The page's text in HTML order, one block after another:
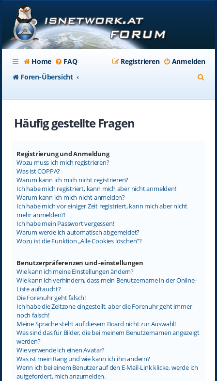
Home FAQ Anmelden
Registrieren
Foren-Übersicht
Häufig gestellte Fragen
Registrierung und Anmeldung
Wozu muss ich mich registrieren?
Was ist COPPA?
Warum kann ich mich nicht registrieren?
Ich habe mich registriert, kann mich aber nicht anmelden!
Warum kann ich mich nicht anmelden?
Ich habe mich vor einiger Zeit registriert, kann mich aber nicht
mehr anmelden?!
Ich habe mein Passwort vergessen!
Warum werde ich automatisch abgemeldet?
Wozu ist die Funktion „Alle Cookies löschen“?
Benutzerpräferenzen und -einstellungen
Wie kann ich meine Einstellungen ändern?
Wie kann ich verhindern, dass mein Benutzername in der Online-
Liste auftaucht?
Die Forenuhr geht falsch!
Ich habe die Zeitzone eingestellt, aber die Forenuhr geht immer
noch falsch!
Meine Sprache steht auf diesem Board nicht zur Auswahl!
Was sind das für Bilder, die bei meinem Benutzernamen angezeigt
werden?
Wie verwende ich einen Avatar?
Was ist mein Rang und wie kann ich ihn ändern?
Wenn ich bei einem Benutzer auf den E-Mail-Link klicke, werde ich
aufgefordert, mich anzumelden.